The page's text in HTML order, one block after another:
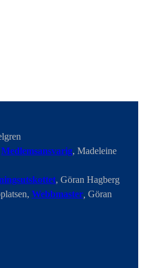
Medlemsansvarig, Madeleine
, Göran Hagberg
Webbmaster Göran